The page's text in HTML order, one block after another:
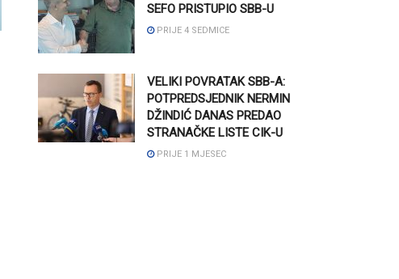
SEFO PRISTUPIO SBB-U
PRIJE 4 SEDMICE
VELIKI POVRATAK SBB-A:
POTPREDSJEDNIK NERMIN
DŽINDIĆ DANAS PREDAO
STRANAČKE LISTE CIK-U
PRIJE 1 MJESEC